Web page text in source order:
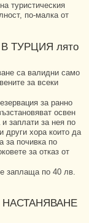
туристическия
по-малка от
ТУРЦИЯ лято
са валидни само
за всеки
за ранно
освен
и заплати за нея по
други хора които да
за почивка по
за отказ от
заплаща по 40 лв.